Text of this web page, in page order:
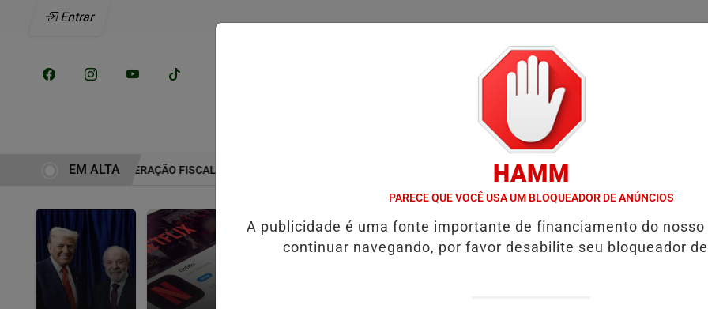
Entrar
CONTATO / PUBLICIDADES LEGAIS
INICIA RECUPERAÇÃO FISCAL PARA EQUILIBRAR CONTAS PÚBLICAS OPERAÇÃO POLICIAL PRENDE EMPRESÁRIO SUSPEITO DE
EM ALTA HAMM
PARECE QUE VOCÊ USA UM BLOQUEADOR DE ANÚNCIOS
A publicidade é uma fonte importante de financiamento do nosso
continuar navegando, por favor desabilite seu bloqueador